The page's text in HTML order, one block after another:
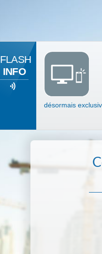
FLASH
INFO
désormais